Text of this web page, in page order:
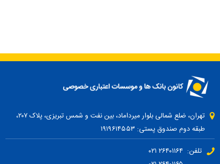
تهران، ضلع شمالی بلوار میرداماد، بین نفت و شمس تبریزی، پلاک ۲۰۷،
طبقه دوم صندوق پستی: ۱۹۱۹۶۱۴۵۵۳
تلفن: ۲۶۴۰۱۱۶۴ ۰۲۱